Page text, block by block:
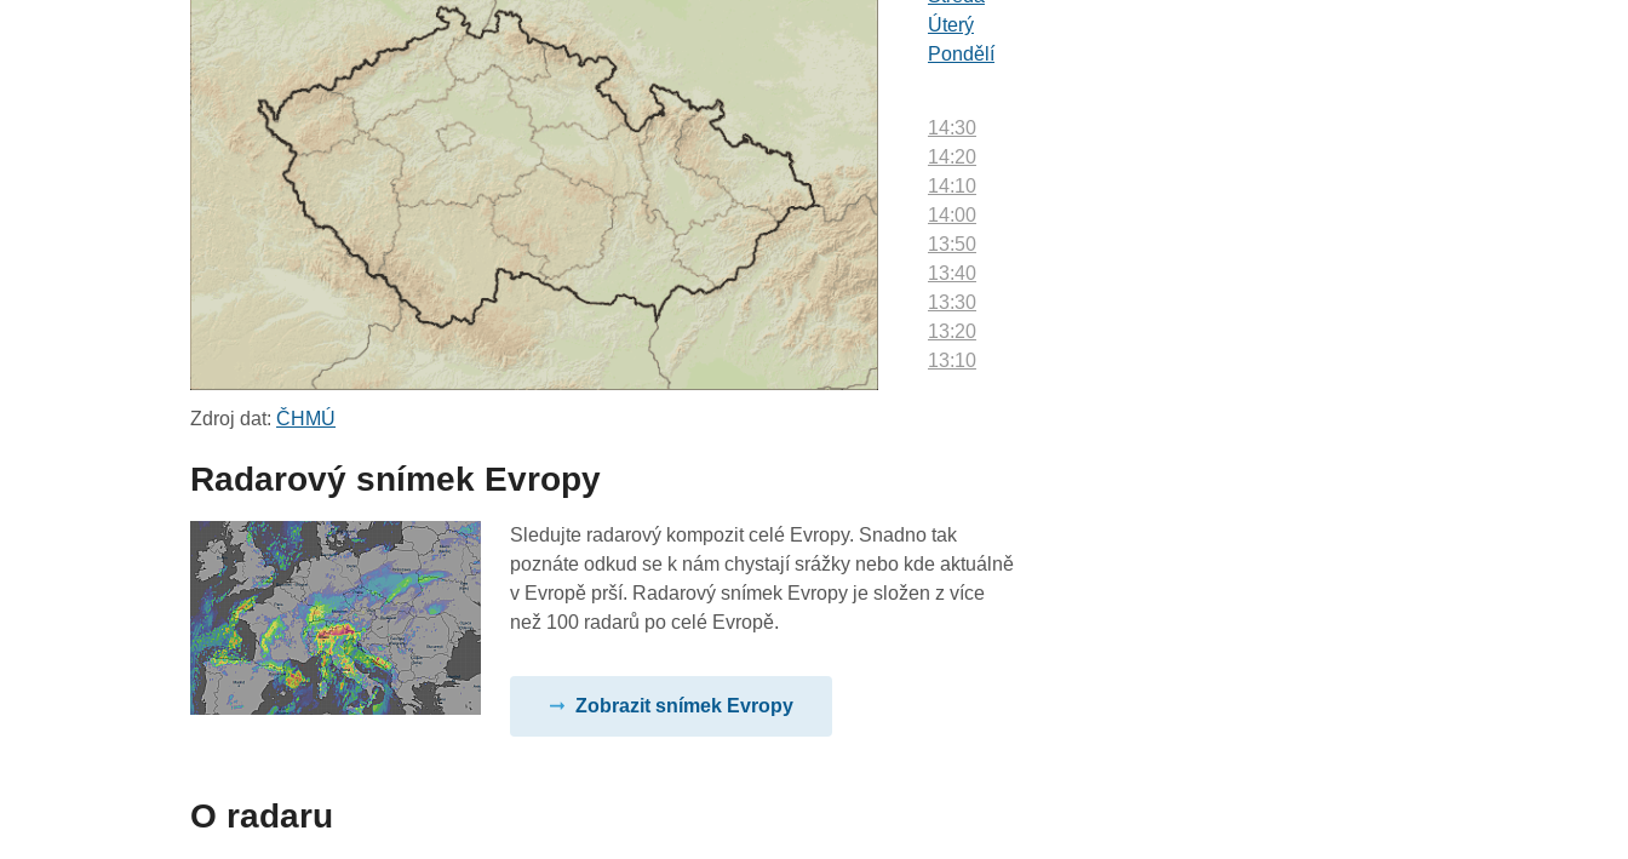
Úterý
Pondělí
14:30
14:20
14:10
14:00
13:50
13:40
13:30
13:20
13:10
12:10
12:00
11:50
Zdroj dat:ČHMÚ
Radarový snímek Evropy
Sledujte radarový kompozit celé Evropy. Snadno tak
poznáte odkud se k nám chystají srážky nebo kde aktuálně
v Evropě prší. Radarový snímek Evropy je složen z více
než 100 radarů po celé Evropě.
Zobrazit snímek Evropy
O radaru